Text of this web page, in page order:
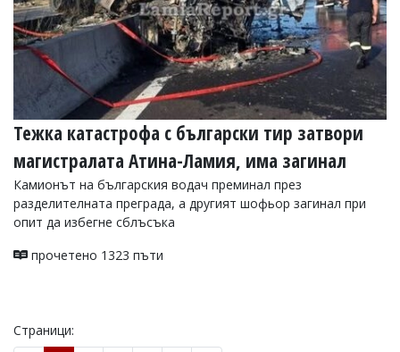
Тежка катастрофа с български тир затвори
магистралата Атина-Ламия, има загинал
Камионът на българския водач преминал през
разделителната преграда, а другият шофьор загинал при
опит да избегне сблъсъка
прочетено 1323 пъти
Страници: